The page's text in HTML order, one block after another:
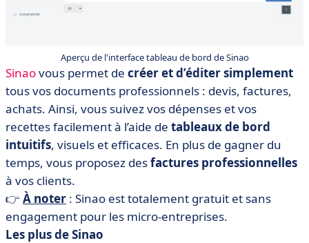
Aperçu de l'interface tableau de bord de Sinao
Sinaovous permet de créer et d’éditer simplement
tous vos documents professionnels : devis, factures,
achats. Ainsi, vous suivez vos dépenses et vos
recettes facilement à l’aide de tableaux de bord
intuitifs, visuels et efficaces. En plus de gagner du
temps, vous proposez desfactures professionnelles
à vos clients.
👉 À noter : Sinao est totalement gratuit et sans
engagement pour les micro-entreprises.
​​Les plus de Sinao